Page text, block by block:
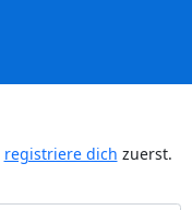
registriere dich zuerst.